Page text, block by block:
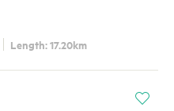
Length: 17.20km
i